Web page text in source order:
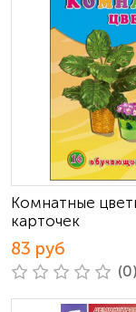
Комнатные
карточек
83 руб